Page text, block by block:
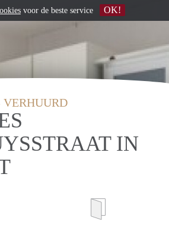
IN
voor de beste service OK!